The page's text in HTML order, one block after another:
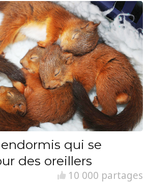
qui se
des oreillers
10 000 partages